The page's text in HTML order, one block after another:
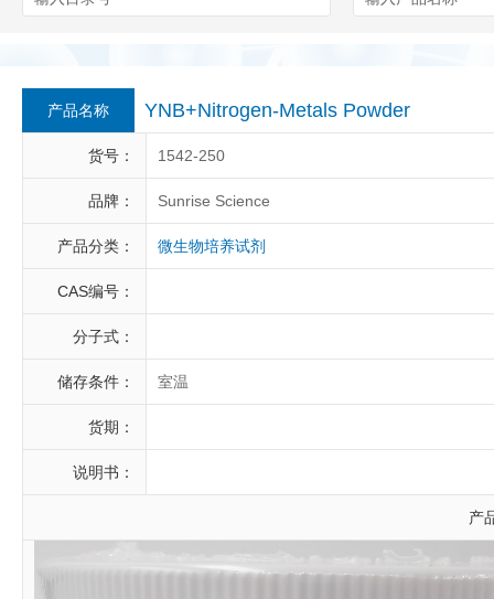
Berry & Associates
LGC Maine Standards
Abbexa AbD Serotec
产品名称 YNB+Nitrogen-Metals Powder
货号： 1542-250
品牌： Sunrise Science
产品分类： 微生物培养试剂
CAS编号：
分子式：
储存条件： 室温
货期：
说明书：
产